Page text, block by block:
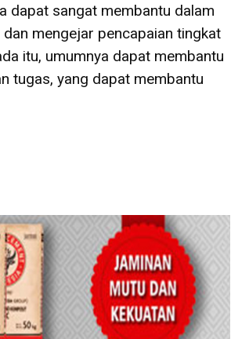
dapat sangat membantu dalam
mengejar pencapaian tingkat
itu, umumnya dapat membantu
tugas, yang dapat membantu